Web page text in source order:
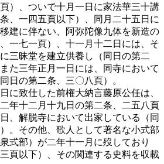
）、ついで十月一日に家法華三十講
、一四五頁以下）、同月二十五日に
建に伴ない、阿弥陀像九体を新造の
一七一頁）、十一月十二日には、そ
三昧堂を建立供養し（同日の第二
た三年正月一日には、同寺において
日の第二条、三〇八頁）。
に致仕した前権大納言藤原公任は、
年十二月十九日の第二条、二五八頁
、解脱寺において出家している（同
。その他、歌人として著名な小式部
式部）が二年十一月に歿しており
頁以下）、その関連する史料を収載